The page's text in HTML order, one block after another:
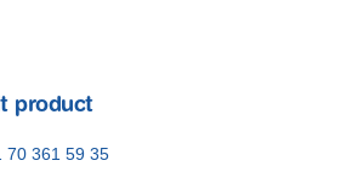
product
70 361 59 35